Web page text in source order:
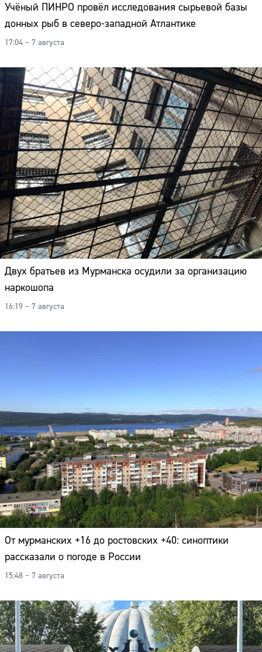
Учёный ПИНРО провёл исследования сырьевой базы
донных рыб в северо-западной Атлантике
17:04 – 7 августа
Двух братьев из Мурманска осудили за организацию
наркошопа
16:19 – 7 августа
От мурманских +16 до ростовских +40: синоптики
рассказали о погоде в России
15:48 – 7 августа